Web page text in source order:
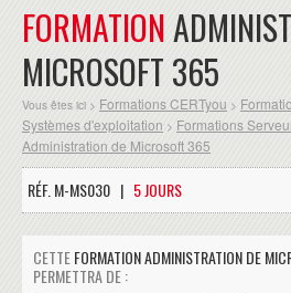
FORMATION
MICROSOFT 365
Vous êtes ici > Formations CERTyou >
Systèmes d'exploitation > Formations
Administration de Microsoft 365
RÉF. M-MS030 | 5 JOURS
CETTEFORMATION ADMINISTRATION DE
PERMETTRA DE :